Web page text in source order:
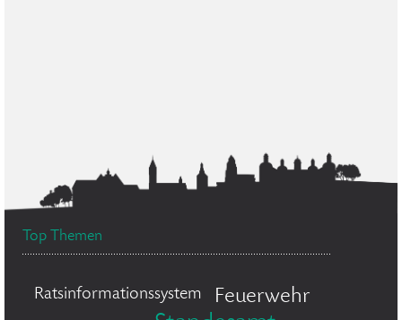
Top Themen
Ratsinformationssystem Feuerwehr